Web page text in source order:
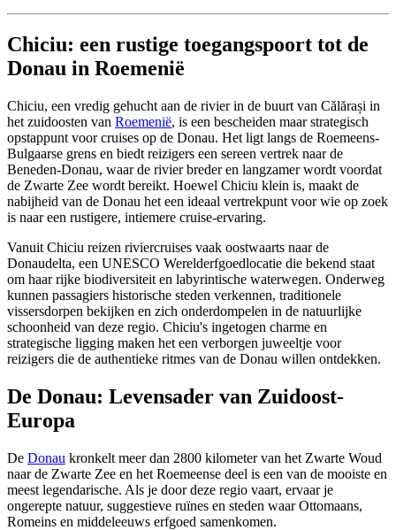
Chiciu: een rustige toegangspoort tot de
Donau in Roemenië
Chiciu, een vredig gehucht aan de rivier in de buurt van Călărași in
het zuidoosten van Roemenië, is een bescheiden maar strategisch
opstappunt voor cruises op de Donau. Het ligt langs de Roemeens-
Bulgaarse grens en biedt reizigers een sereen vertrek naar de
Beneden-Donau, waar de rivier breder en langzamer wordt voordat
de Zwarte Zee wordt bereikt. Hoewel Chiciu klein is, maakt de
nabijheid van de Donau het een ideaal vertrekpunt voor wie op zoek
is naar een rustigere, intiemere cruise-ervaring.
Vanuit Chiciu reizen riviercruises vaak oostwaarts naar de
Donaudelta, een UNESCO Werelderfgoedlocatie die bekend staat
om haar rijke biodiversiteit en labyrintische waterwegen. Onderweg
kunnen passagiers historische steden verkennen, traditionele
vissersdorpen bekijken en zich onderdompelen in de natuurlijke
schoonheid van deze regio. Chiciu's ingetogen charme en
strategische ligging maken het een verborgen juweeltje voor
reizigers die de authentieke ritmes van de Donau willen ontdekken.
De Donau: Levensader van Zuidoost-
Europa
De Donau kronkelt meer dan 2800 kilometer van het Zwarte Woud
naar de Zwarte Zee en het Roemeense deel is een van de mooiste en
meest legendarische. Als je door deze regio vaart, ervaar je
ongerepte natuur, suggestieve ruïnes en steden waar Ottomaans,
Romeins en middeleeuws erfgoed samenkomen.